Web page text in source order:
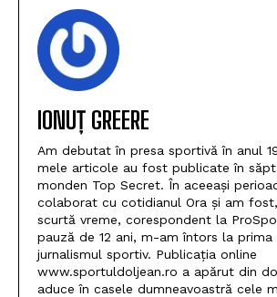
IONUȚ GREERE
Am debutat în presa sportivă în anul
mele articole au fost publicate în
monden Top Secret. În aceeași
colaborat cu cotidianul Ora și am
scurtă vreme, corespondent la
pauză de 12 ani, m-am întors la
jurnalismul sportiv. Publicația online
www.sportuldoljean.ro a apărut din
aduce în casele dumneavoastră cele